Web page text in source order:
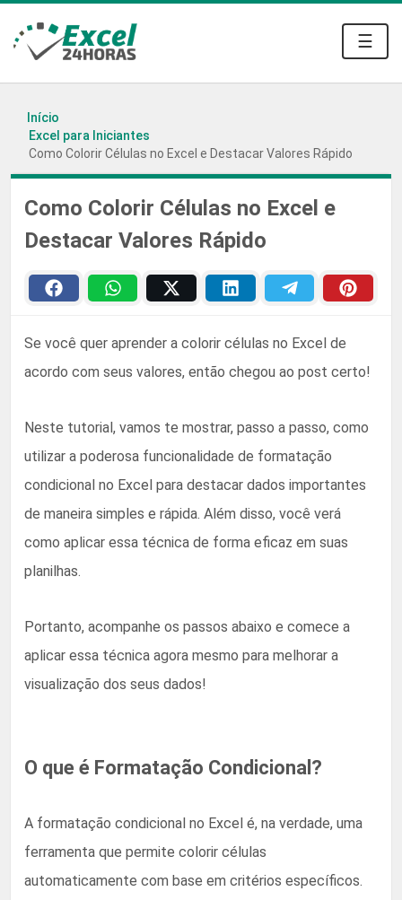
☰
Início
Excel para Iniciantes
Como Colorir Células no Excel e Destacar Valores Rápido
Como Colorir Células no Excel e
Destacar Valores Rápido
Se você quer aprender a colorir células no Excel de
acordo com seus valores, então chegou ao post certo!
Neste tutorial, vamos te mostrar, passo a passo, como
utilizar a poderosa funcionalidade de formatação
condicional no Excel para destacar dados importantes
de maneira simples e rápida. Além disso, você verá
como aplicar essa técnica de forma eficaz em suas
planilhas.
Portanto, acompanhe os passos abaixo e comece a
aplicar essa técnica agora mesmo para melhorar a
visualização dos seus dados!
O que é Formatação Condicional?
A formatação condicional no Excel é, na verdade, uma
ferramenta que permite colorir células
automaticamente com base em critérios específicos.